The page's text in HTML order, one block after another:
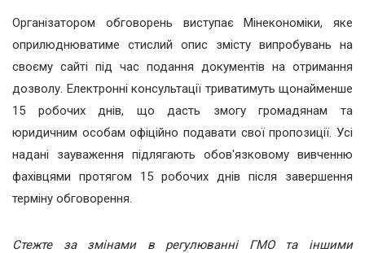
Організатором обговорень виступає Мінекономіки, яке
оприлюднюватиме стислий опис змісту випробувань на
своєму сайті під час подання документів на отримання
дозволу. Електронні консультації триватимуть щонайменше
15 робочих днів, що дасть змогу громадянам та
юридичним особам офіційно подавати свої пропозиції. Усі
надані зауваження підлягають обов'язковому вивченню
фахівцями протягом 15 робочих днів після завершення
терміну обговорення.
Стежте за змінами в регулюванні ГМО та іншими